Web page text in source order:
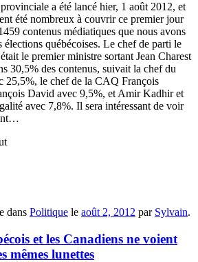
a été lancé hier, 1 août 2012, et
été nombreux à couvrir ce premier jour
contenus médiatiques que nous avons
élections québécoises. Le chef de parti le
le premier ministre sortant Jean Charest
30,5% des contenus, suivait la chef du
25,5%, le chef de la CAQ François
David avec 9,5%, et Amir Kadhir et
avec 7,8%. Il sera intéressant de voir
dans Politique le août 2, 2012 par Sylvain.
et les Canadiens ne voient
mêmes lunettes